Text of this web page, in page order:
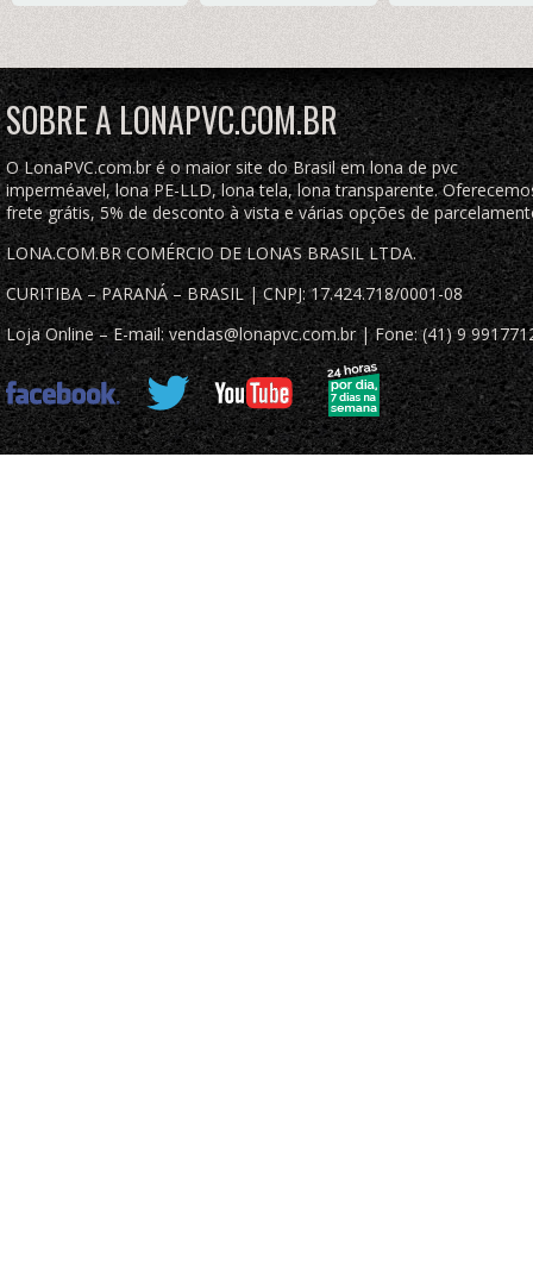
Caçamba Proteção
Chamas
Chamas
Impermeável
cada 50cm
SOBRE A LONAPVC.COM.BR
O LonaPVC.com.br é o maior site do Brasil em lona de pvc
imperméavel, lona PE-LLD, lona tela, lona transparente.
frete grátis, 5% de desconto à vista e várias opções de
LONA.COM.BR COMÉRCIO DE LONAS BRASIL LTDA.
CURITIBA – PARANÁ – BRASIL | CNPJ: 17.424.718/0001-08
Loja Online – E-mail: vendas@lonapvc.com.br | Fone: (41) 9